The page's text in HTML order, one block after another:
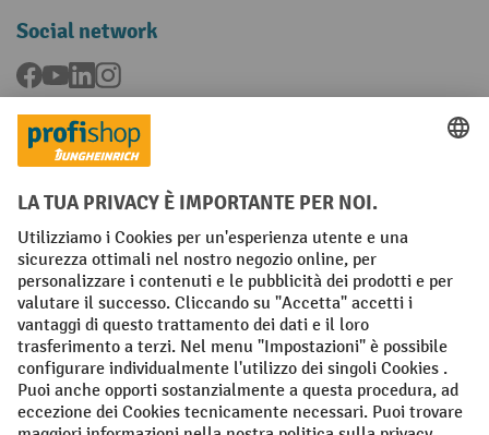
Social network
Facebook
YouTubeLinkedInInstagram
Condizioni Generali di Vendita
Dichiarazione di protezione dei dati Impronta
Impostazioni sulla privacy
All prices excl. VAT plusshipping costsand possible delivery charges,
if not stated otherwise.
¹ Lo sconto è valido fino a esaurimento scorte. Lo sconto non si applica
ai prezzi speciali. Non è possibile la combinazione con altri sconti o
buoni in percentuale. | ² Lo sconto viene concesso una sola volta al